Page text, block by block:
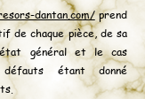
dantan.com/prend
de chaque pièce, de sa
état général et le cas
étant donné